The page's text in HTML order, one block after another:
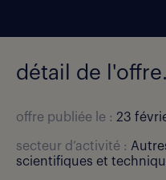
détail de l'offre.
offre publiée le : 23
secteur d’activité :
scientifiques et